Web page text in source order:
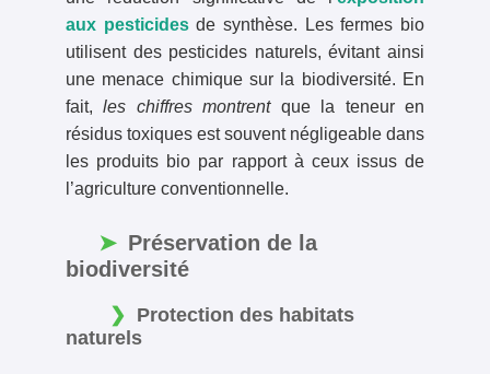
aux pesticidesde synthèse. Les fermes bio
utilisent des pesticides naturels, évitant ainsi
une menace chimique sur la biodiversité. En
fait,les chiffres montrentque la teneur en
résidus toxiques est souvent négligeable dans
les produits bio par rapport à ceux issus de
l’agriculture conventionnelle.
Préservation de la
biodiversité
Protection des habitats
naturels